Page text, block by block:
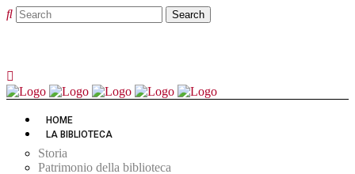
HOME
LA BIBLIOTECA
Storia
Patrimonio della biblioteca